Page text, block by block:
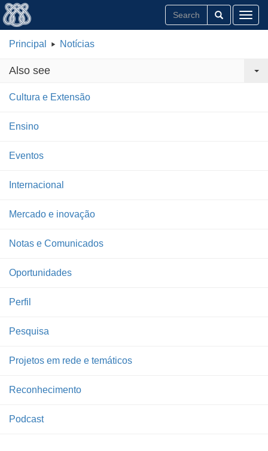
Principal Notícias
Also see
Cultura e Extensão
Ensino
Eventos
Internacional
Mercado e inovação
Notas e Comunicados
Oportunidades
Perfil
Pesquisa
Projetos em rede e temáticos
Reconhecimento
Podcast